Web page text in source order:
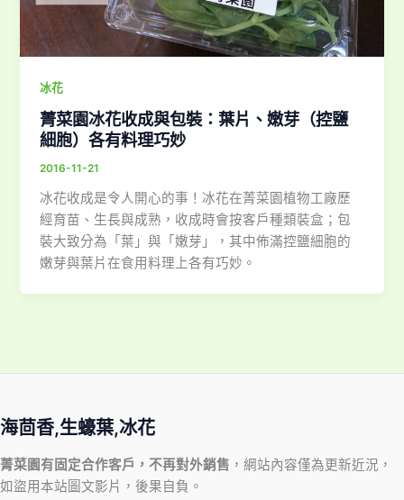
冰花
菁菜園冰花收成與包裝：葉片、嫩芽（控鹽
細胞）各有料理巧妙
2016-11-21
冰花收成是令人開心的事！冰花在菁菜園植物工廠歷
經育苗、生長與成熟，收成時會按客戶種類裝盒；包
裝大致分為「葉」與「嫩芽」，其中佈滿控鹽細胞的
嫩芽與葉片在食用料理上各有巧妙。
海茴香,生蠔葉,冰花
菁菜園有固定合作客戶，不再對外銷售 ，網站內容僅為更新近況，
如盜用本站圖文影片，後果自負。